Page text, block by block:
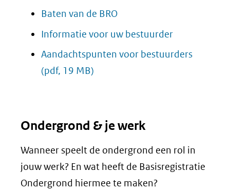
Baten van de BRO
Informatie voor uw bestuurder
Aandachtspunten voor bestuurders
(pdf, 19 MB)
Ondergrond & je werk
Wanneer speelt de ondergrond een rol in
jouw werk? En wat heeft de Basisregistratie
Ondergrond hiermee te maken?